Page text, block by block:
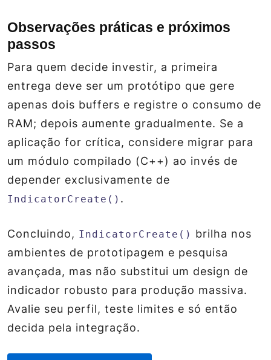
Observações práticas e próximos
passos
Para quem decide investir, a primeira
entrega deve ser um protótipo que gere
apenas dois buffers e registre o consumo de
RAM; depois aumente gradualmente. Se a
aplicação for crítica, considere migrar para
um módulo compilado (C++) ao invés de
depender exclusivamente de
IndicatorCreate() .
Concluindo, IndicatorCreate() brilha nos
ambientes de prototipagem e pesquisa
avançada, mas não substitui um design de
indicador robusto para produção massiva.
Avalie seu perfil, teste limites e só então
decida pela integração.